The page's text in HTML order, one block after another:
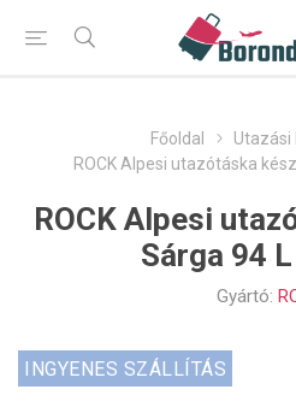
Főoldal
Utazási
ROCK Alpesi utazótáska
ROCK Alpesi
Sárga 94
Gyártó:
INGYENES SZÁLLÍTÁS